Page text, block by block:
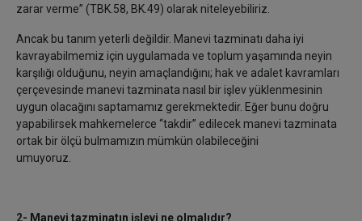
zarar verme” (TBK.58, BK.49) olarak niteleyebiliriz.
Ancak bu tanım yeterli değildir. Manevi tazminatı daha iyi
kavrayabilmemiz için uygulamada ve toplum yaşamında neyin
karşılığı olduğunu, neyin amaçlandığını; hak ve adalet kavramları
çerçevesinde manevi tazminata nasıl bir işlev yüklenmesinin
uygun olacağını saptamamız gerekmektedir. Eğer bunu doğru
yapabilirsek mahkemelerce “takdir” edilecek manevi tazminata
ortak bir ölçü bulmamızın mümkün olabileceğini
umuyoruz.
2- Manevi tazminatın işlevi ne olmalıdır?